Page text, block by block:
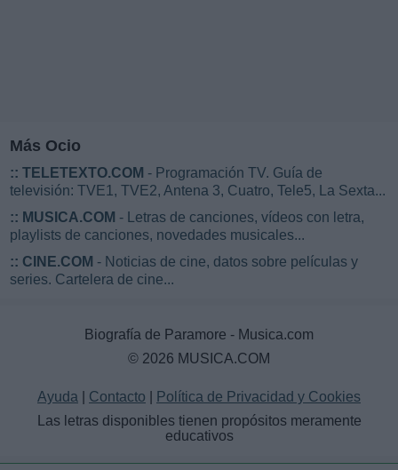
Más Ocio
:: TELETEXTO.COM - Programación TV. Guía de
televisión: TVE1, TVE2, Antena 3, Cuatro, Tele5, La Sexta...
:: MUSICA.COM - Letras de canciones, vídeos con letra,
playlists de canciones, novedades musicales...
:: CINE.COM - Noticias de cine, datos sobre películas y
series. Cartelera de cine...
Biografía de Paramore - Musica.com
© 2026 MUSICA.COM
Ayuda Contacto
Política de Privacidad y Cookies
Las letras disponibles tienen propósitos meramente
educativos